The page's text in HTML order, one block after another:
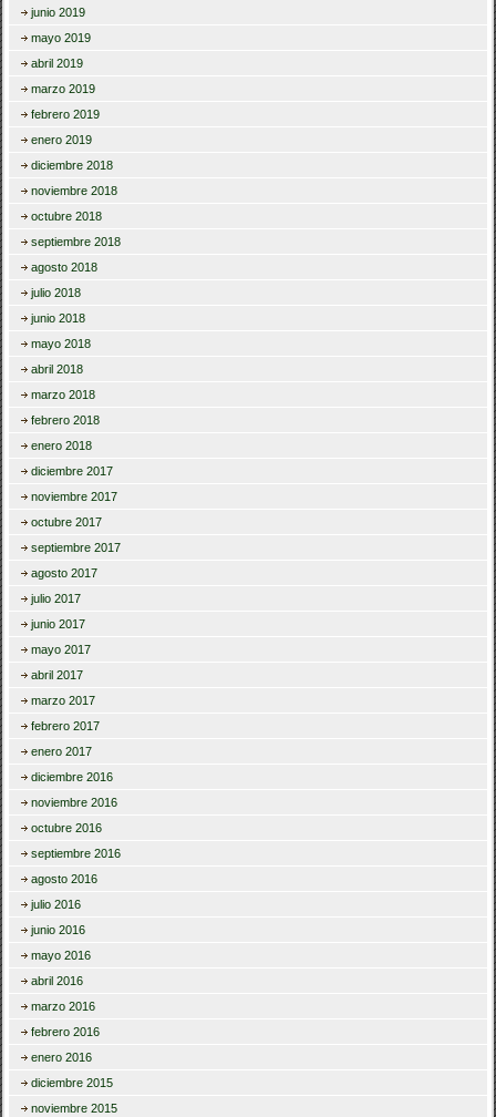
junio 2019
mayo 2019
abril 2019
marzo 2019
febrero 2019
enero 2019
diciembre 2018
noviembre 2018
octubre 2018
septiembre 2018
agosto 2018
julio 2018
junio 2018
mayo 2018
abril 2018
marzo 2018
febrero 2018
enero 2018
diciembre 2017
noviembre 2017
octubre 2017
septiembre 2017
agosto 2017
julio 2017
junio 2017
mayo 2017
abril 2017
marzo 2017
febrero 2017
enero 2017
diciembre 2016
noviembre 2016
octubre 2016
septiembre 2016
agosto 2016
julio 2016
junio 2016
mayo 2016
abril 2016
marzo 2016
febrero 2016
enero 2016
diciembre 2015
noviembre 2015